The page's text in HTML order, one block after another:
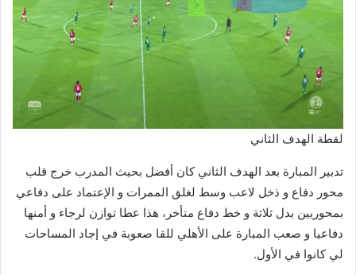
لقطة الهدف الثاني
تدبير المبارة بعد الهدف الثاني كان أفضل بحيث المدرب خرج قلب
محور دفاع و ذخل لاعب وسط لغلق الممرات و الإعتماد على دفاعي
بمحوريين بدل ثلاثة و خط دفاع متأخر، هذا عطا توازن لرجاء و أمنها
دفاعيا و صعب المبارة على الأهلي للقا صعوبة في إجاد المساحات
لي كانوا في الأول.